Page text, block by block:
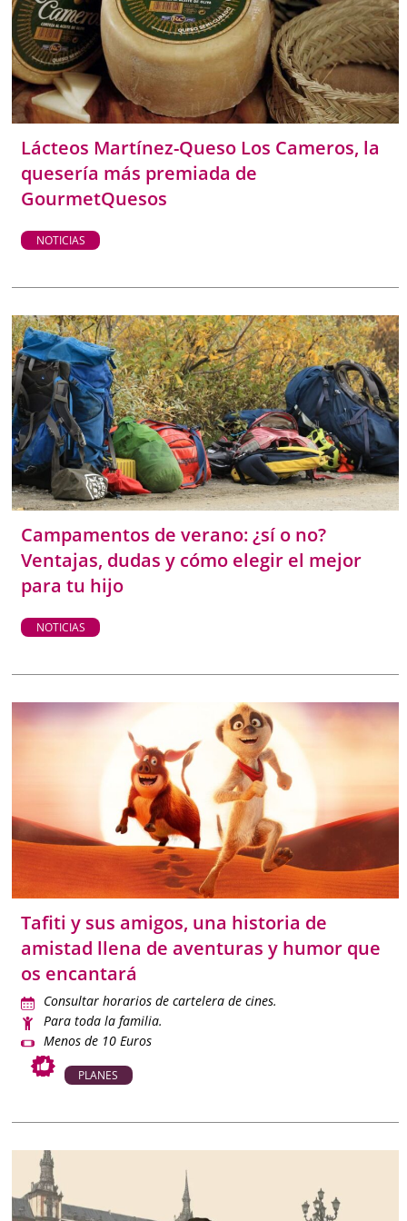
cómo disfrutar de una región que combina naturaleza,
historia y cultura con actividades adaptadas a toda la
familia. Un destino ideal para aprender, explorar y crear
recuerdos en cualquier momento del año.
Lácteos Martínez-Queso Los Cameros, la
quesería más premiada de
GourmetQuesos
NOTICIAS
Campamentos de verano: ¿sí o no?
Ventajas, dudas y cómo elegir el mejor
para tu hijo
NOTICIAS
Tafiti y sus amigos, una historia de
amistad llena de aventuras y humor que
os encantará
Consultar horarios de cartelera de cines.
Para toda la familia.
Menos de 10 Euros
PLANES